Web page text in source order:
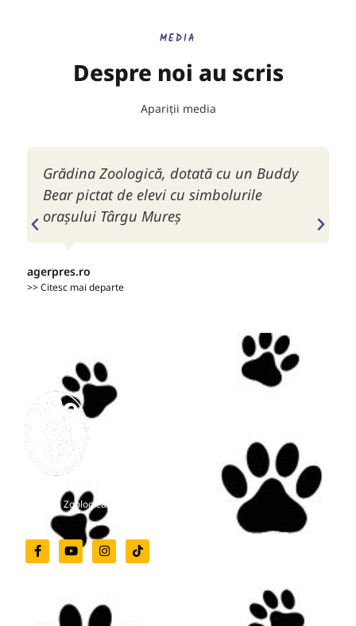
MEDIA
Despre noi au scris
Apariții media
Grădina Zoologică, dotată cu un Buddy
Bear pictat de elevi cu simbolurile
oraşului Târgu Mureş
agerpres.ro
>> Citesc mai departe
Grădina Zoologică Târgu-Mureș